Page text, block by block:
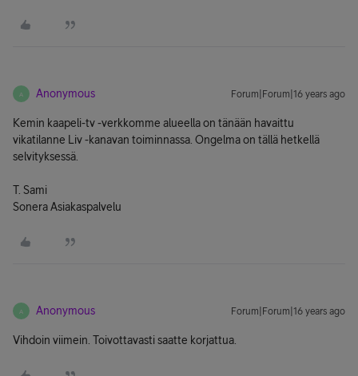
A Anonymous Forum|Forum|16 years ago
Kemin kaapeli-tv -verkkomme alueella on tänään havaittu
vikatilanne Liv -kanavan toiminnassa. Ongelma on tällä hetkellä
selvityksessä.
T. Sami
Sonera Asiakaspalvelu
A Anonymous Forum|Forum|16 years ago
Vihdoin viimein. Toivottavasti saatte korjattua.